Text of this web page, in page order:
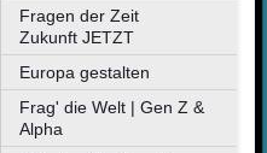
Fragen der Zeit
Zukunft JETZT
Europa gestalten
Frag' die Welt | Gen Z &
Alpha